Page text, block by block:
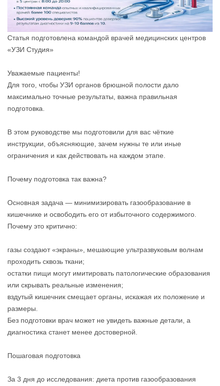
Статья подготовлена командой врачей медицинских центров
«УЗИ Студия»
Уважаемые пациенты!
Для того, чтобы УЗИ органов брюшной полости дало
максимально точные результаты, важна правильная
подготовка.
В этом руководстве мы подготовили для вас чёткие
инструкции, объясняющие, зачем нужны те или иные
ограничения и как действовать на каждом этапе.
Почему подготовка так важна?
Основная задача — минимизировать газообразование в
кишечнике и освободить его от избыточного содержимого.
Почему это критично:
газы создают «экраны», мешающие ультразвуковым волнам
проходить сквозь ткани;
остатки пищи могут имитировать патологические образования
или скрывать реальные изменения;
вздутый кишечник смещает органы, искажая их положение и
размеры.
Без подготовки врач может не увидеть важные детали, а
диагностика станет менее достоверной.
Пошаговая подготовка
За 3 дня до исследования: диета против газообразования